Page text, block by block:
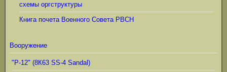
схемы оргструктуры
Книга почета Военного Совета РВСН
Вооружение
"Р-12" (8К63 SS-4 Sandal)